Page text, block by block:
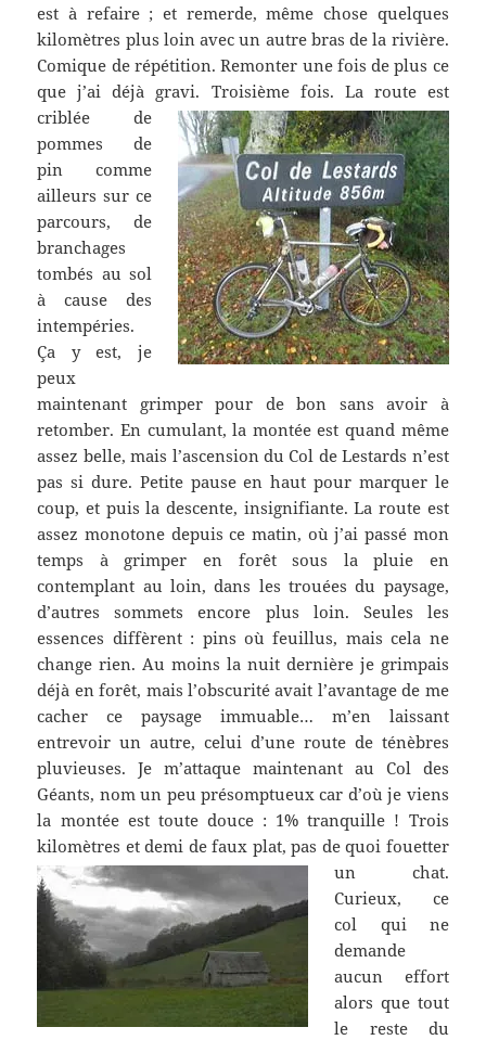
est à refaire ; et remerde, même chose quelques
kilomètres plus loin avec un autre bras de la rivière.
Comique de répétition. Remonter une fois de plus ce
que j’ai déjà gravi. Troisième fois. La route est
criblée de
pommes de
pin comme
ailleurs sur ce
parcours, de
branchages
tombés au sol
à cause des
intempéries.
Ça y est, je
peux
maintenant grimper pour de bon sans avoir à
retomber. En cumulant, la montée est quand même
assez belle, mais l’ascension du Col de Lestards n’est
pas si dure. Petite pause en haut pour marquer le
coup, et puis la descente, insignifiante. La route est
assez monotone depuis ce matin, où j’ai passé mon
temps à grimper en forêt sous la pluie en
contemplant au loin, dans les trouées du paysage,
d’autres sommets encore plus loin. Seules les
essences diffèrent : pins où feuillus, mais cela ne
change rien. Au moins la nuit dernière je grimpais
déjà en forêt, mais l’obscurité avait l’avantage de me
cacher ce paysage immuable… m’en laissant
entrevoir un autre, celui d’une route de ténèbres
pluvieuses. Je m’attaque maintenant au Col des
Géants, nom un peu présomptueux car d’où je viens
la montée est toute douce : 1% tranquille ! Trois
kilomètres et demi de faux plat, pas de quoi fouetter
un chat.
Curieux, ce
col qui ne
demande
aucun effort
alors que tout
le reste du